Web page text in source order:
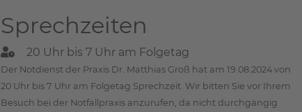
Sprechzeiten
20 Uhr bis 7 Uhr am Folgetag
Der Notdienst der Praxis Dr. Matthias Groß hat am 19.08.2024 von
20 Uhr bis 7 Uhr am Folgetag Sprechzeit. Wir bitten Sie vor Ihrem
Besuch bei der Notfallpraxis anzurufen, da nicht durchgängig